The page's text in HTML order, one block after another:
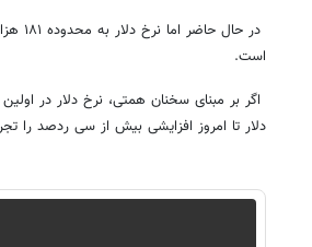
در
است.
اگر بر مبنای سخنان همتی، نرخ دلار در
دلار تا امروز افزایشی بیش از سی ردصد را